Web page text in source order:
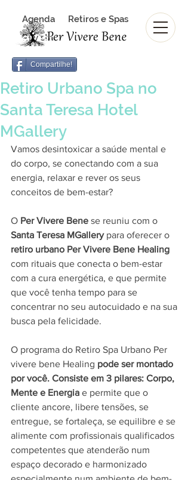
Agenda
Revista
Retiros e Spas
Revista Per Vivere Bene
Compartilhe!
Retiro Urbano Spa no
Santa Teresa Hotel
MGallery
Vamos desintoxicar a saúde mental e
do corpo, se conectando com a sua
energia, relaxar e rever os seus
conceitos de bem-estar?
O Per Vivere Bene se reuniu com o
Santa Teresa MGallery para oferecer o
retiro urbano Per Vivere Bene Healing
com rituais que conecta o bem-estar
com a cura energética, e que permite
que você tenha tempo para se
concentrar no seu autocuidado e na sua
busca pela felicidade.
O programa do Retiro Spa Urbano Per
vivere bene Healing pode ser montado
por você. Consiste em 3 pilares: Corpo,
Mente e Energia e permite que o
cliente ancore, libere tensões, se
entregue, se fortaleça, se equilibre e se
alimente com profissionais qualificados
competentes que atenderão num
espaço decorado e harmonizado